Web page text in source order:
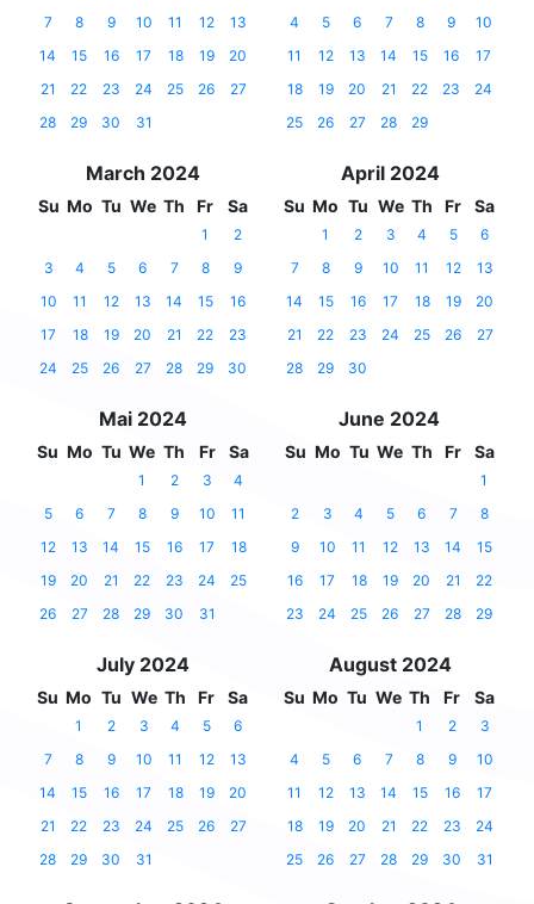
7
8 9 10 11 12
13
14
15 16 17 18 19
20
21
22 23 24 25 26
27
28
29 30 31
4
5 6 7 8 9
10
11
12 13 14 15 16
17
18
19 20 21 22 23
24
25
26 27 28 29
March 2024
Su Mo Tu We Th Fr Sa
1
2
3
4 5 6 7 8
9
10
11 12 13 14 15
16
17
18 19 20 21 22
23
24
25 26 27 28 29 30
April 2024
Su Mo Tu We Th Fr Sa
1 2 3 4 5
6
7
8 9 10 11 12
13
14
15 16 17 18 19
20
21
22 23 24 25 26
27
28
29 30
Mai 2024
Su Mo Tu We Th Fr Sa
1 2 3
4
5
6 7 8 9 10
11
12
13 14 15 16 17
18
19
20 21 22 23 24
25
26
27 28 29 30 31
June 2024
Su Mo Tu We Th Fr Sa
1
2
3 4 5 6 7
8
9
10 11 12 13 14
15
16
17 18 19 20 21
22
23
24 25 26 27 28 29
July 2024
Su Mo Tu We Th Fr Sa
1 2 3 4 5
6
7
8 9 10 11 12
13
14
15 16 17 18 19
20
21
22 23 24 25 26
27
28
29 30 31
August 2024
Su Mo Tu We Th Fr Sa
1 2
3
4
5 6 7 8 9
10
11
12 13 14 15 16
17
18
19 20 21 22 23
24
25
26 27 28 29 30 31